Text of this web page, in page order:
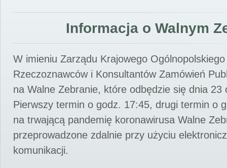
Informacja o Walnym
W imieniu Zarządu Krajowego
Rzeczoznawców i Konsultantów Zamówień
na Walne Zebranie, które odbędzie się dnia 23
Pierwszy termin o godz. 17:45, drugi termin o
na trwającą pandemię koronawirusa Walne
przeprowadzone zdalnie przy użyciu
komunikacji.